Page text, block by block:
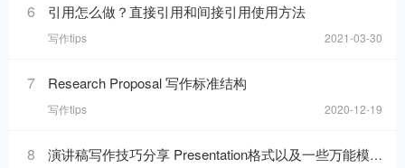
6 引用怎么做？直接引用和间接引用使用方法
写作tips 2021-03-30
7 Research Proposal 写作标准结构
写作tips 2020-12-19
8 演讲稿写作技巧分享 Presentation格式以及一些万能模板句分享